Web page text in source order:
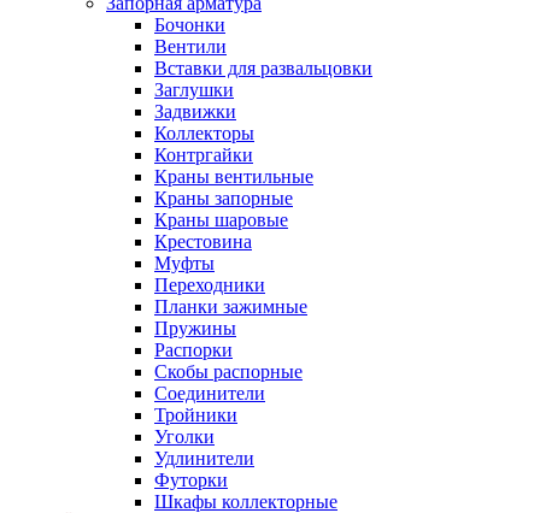
Бочонки
Вентили
Вставки для развальцовки
Заглушки
Задвижки
Коллекторы
Контргайки
Краны вентильные
Краны запорные
Краны шаровые
Крестовина
Муфты
Переходники
Планки зажимные
Пружины
Распорки
Скобы распорные
Соединители
Тройники
Уголки
Удлинители
Футорки
Шкафы коллекторные